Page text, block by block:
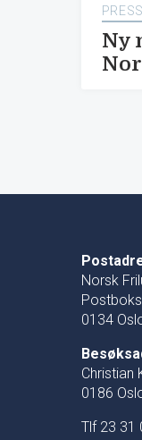
Ny
Norsk
0134
Christian
0186
Tlf 23 31